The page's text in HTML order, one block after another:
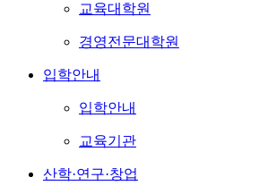
교육대학원
경영전문대학원
입학안내
입학안내
교육기관
산학·연구·창업